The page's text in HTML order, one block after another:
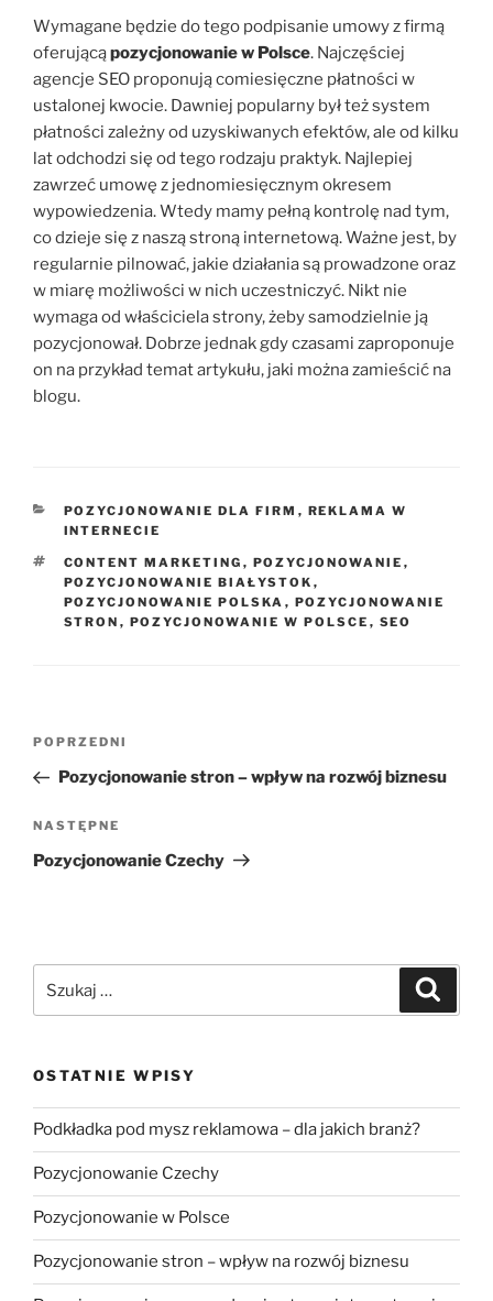
Wymagane będzie do tego podpisanie umowy z firmą
oferującąpozycjonowanie w Polsce. Najczęściej
agencje SEO proponują comiesięczne płatności w
ustalonej kwocie. Dawniej popularny był też system
płatności zależny od uzyskiwanych efektów, ale od kilku
lat odchodzi się od tego rodzaju praktyk. Najlepiej
zawrzeć umowę z jednomiesięcznym okresem
wypowiedzenia. Wtedy mamy pełną kontrolę nad tym,
co dzieje się z naszą stroną internetową. Ważne jest, by
regularnie pilnować, jakie działania są prowadzone oraz
w miarę możliwości w nich uczestniczyć. Nikt nie
wymaga od właściciela strony, żeby samodzielnie ją
pozycjonował. Dobrze jednak gdy czasami zaproponuje
on na przykład temat artykułu, jaki można zamieścić na
blogu.
KATEGORIE
POZYCJONOWANIE DLA FIRM , REKLAMA W
INTERNECIE
TAGI
CONTENT MARKETING , POZYCJONOWANIE ,
POZYCJONOWANIE BIAŁYSTOK ,
POZYCJONOWANIE POLSKA , POZYCJONOWANIE
STRON , POZYCJONOWANIE W POLSCE , SEO
Nawigacja
Poprzedni
wpis
POPRZEDNI
Pozycjonowanie stron – wpływ na rozwój biznesu
Następny
wpis
NASTĘPNE
Pozycjonowanie Czechy
OSTATNIE WPISY
Podkładka pod mysz reklamowa – dla jakich branż?
Pozycjonowanie Czechy
Pozycjonowanie w Polsce
Pozycjonowanie stron – wpływ na rozwój biznesu